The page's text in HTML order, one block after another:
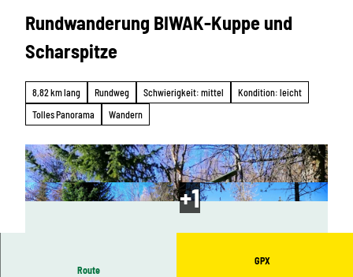
Rundwanderung BIWAK-Kuppe und
Scharspitze
8,82 km lang Rundweg Schwierigkeit: mittel
Kondition: leicht
Tolles Panorama
Wandern
Route
GPX